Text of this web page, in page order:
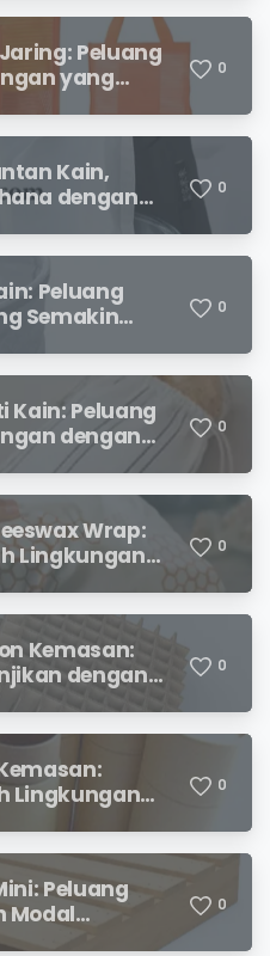
Peluang
yang
0
Kain,
dengan
Meningkat
0
Peluang
Semakin
0
Kain: Peluang
dengan
0
Wrap:
Lingkungan
0
Kemasan:
dengan
Meningkat
0
Lingkungan
0
Peluang
Modal
Keuntungan
0